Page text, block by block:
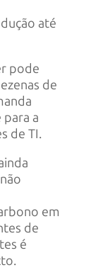
até
pode
de
a
de TI.
em
de
é